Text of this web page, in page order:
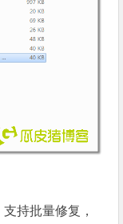
持批量修复，